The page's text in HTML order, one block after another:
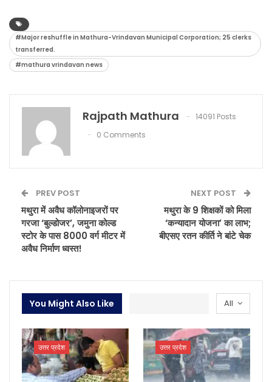
#Major reshuffle in Mathura-Vrindavan Municipal Corporation; 25 clerks
transferred.
#mathura vrindavan news
Rajpath Mathura
14091 Posts
0 Comments
PREV POST
मथुरा में अवैध कॉलोनाइजरों पर
गरजा ‘बुल्डोजर’, जमुना कोल्ड
स्टोर के पास 8000 वर्ग मीटर में
अवैध निर्माण ध्वस्त!
NEXT POST
मथुरा के 9 शिक्षकों को मिला
‘कन्यादान योजना’ का लाभ;
बीएसए रतन कीर्ति ने बांटे चेक
All
You Might Also Like
उत्तर प्रदेश उत्तर प्रदेश